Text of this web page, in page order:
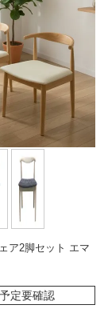
ア2脚セット エマ
定要確認